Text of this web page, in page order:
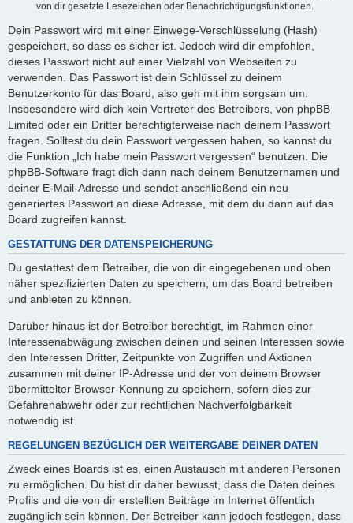
von dir gesetzte Lesezeichen oder Benachrichtigungsfunktionen.
Dein Passwort wird mit einer Einwege-Verschlüsselung (Hash)
gespeichert, so dass es sicher ist. Jedoch wird dir empfohlen,
dieses Passwort nicht auf einer Vielzahl von Webseiten zu
verwenden. Das Passwort ist dein Schlüssel zu deinem
Benutzerkonto für das Board, also geh mit ihm sorgsam um.
Insbesondere wird dich kein Vertreter des Betreibers, von phpBB
Limited oder ein Dritter berechtigterweise nach deinem Passwort
fragen. Solltest du dein Passwort vergessen haben, so kannst du
die Funktion „Ich habe mein Passwort vergessen“ benutzen. Die
phpBB-Software fragt dich dann nach deinem Benutzernamen und
deiner E-Mail-Adresse und sendet anschließend ein neu
generiertes Passwort an diese Adresse, mit dem du dann auf das
Board zugreifen kannst.
GESTATTUNG DER DATENSPEICHERUNG
Du gestattest dem Betreiber, die von dir eingegebenen und oben
näher spezifizierten Daten zu speichern, um das Board betreiben
und anbieten zu können.
Darüber hinaus ist der Betreiber berechtigt, im Rahmen einer
Interessenabwägung zwischen deinen und seinen Interessen sowie
den Interessen Dritter, Zeitpunkte von Zugriffen und Aktionen
zusammen mit deiner IP-Adresse und der von deinem Browser
übermittelter Browser-Kennung zu speichern, sofern dies zur
Gefahrenabwehr oder zur rechtlichen Nachverfolgbarkeit
notwendig ist.
REGELUNGEN BEZÜGLICH DER WEITERGABE DEINER DATEN
Zweck eines Boards ist es, einen Austausch mit anderen Personen
zu ermöglichen. Du bist dir daher bewusst, dass die Daten deines
Profils und die von dir erstellten Beiträge im Internet öffentlich
zugänglich sein können. Der Betreiber kann jedoch festlegen, dass